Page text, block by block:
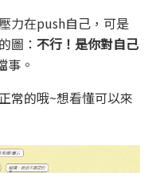
力在push自己，可是
圖： 不行！是你對自己
事。
常的哦~想看懂可以來